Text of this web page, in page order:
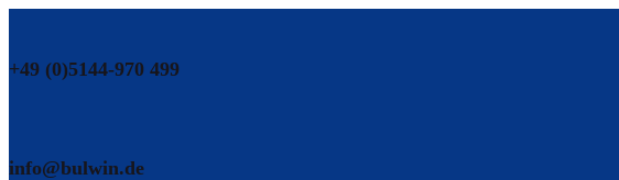
+49 (0)5144-970 499
info@bulwin.de